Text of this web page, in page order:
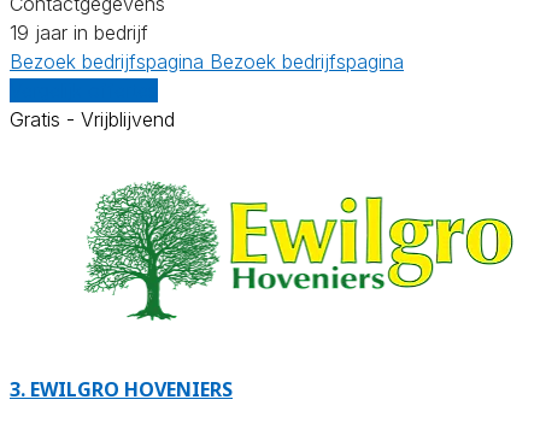
19 jaar in bedrijf
Bezoek bedrijfspagina Bezoek bedrijfspagina
Gratis - Vrijblijvend
3. EWILGRO HOVENIERS